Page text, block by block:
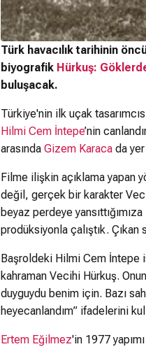
Türk havacılık tarihinin
biyografik Hürkuş:
buluşacak.
Türkiye'nin ilk uçak
Hilmi Cem İntepe’nin
arasında Gizem Karaca da yer
Filme ilişkin açıklama yapan
değil, gerçek bir karakter
beyaz perdeye
prodüksiyonla çalıştık.
Başroldeki Hilmi Cem İntepe
kahraman Vecihi Hürkuş.
duyguydu benim için. Bazı
heyecanlandım” ifadelerini
Ertem Eğilmez'in 1977 yapımı